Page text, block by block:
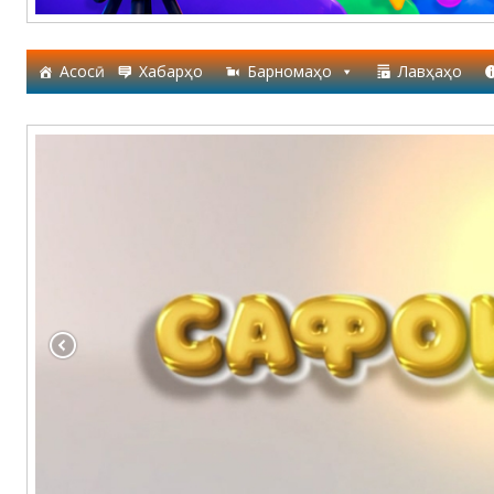
Асосӣ Хабарҳо Барномаҳо Лавҳаҳо